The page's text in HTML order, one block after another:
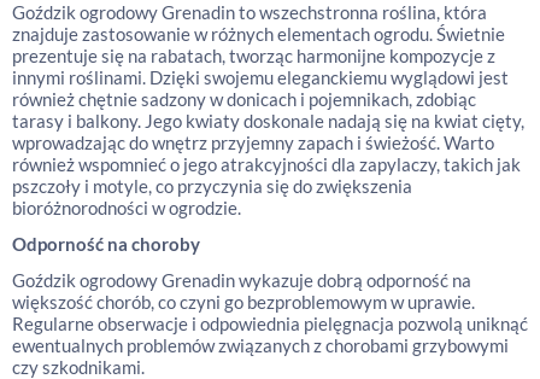
Goździk ogrodowy Grenadin to wszechstronna roślina, która
znajduje zastosowanie w różnych elementach ogrodu. Świetnie
prezentuje się na rabatach, tworząc harmonijne kompozycje z
innymi roślinami. Dzięki swojemu eleganckiemu wyglądowi jest
również chętnie sadzony w donicach i pojemnikach, zdobiąc
tarasy i balkony. Jego kwiaty doskonale nadają się na kwiat cięty,
wprowadzając do wnętrz przyjemny zapach i świeżość. Warto
również wspomnieć o jego atrakcyjności dla zapylaczy, takich jak
pszczoły i motyle, co przyczynia się do zwiększenia
bioróżnorodności w ogrodzie.
Odporność na choroby
Goździk ogrodowy Grenadin wykazuje dobrą odporność na
większość chorób, co czyni go bezproblemowym w uprawie.
Regularne obserwacje i odpowiednia pielęgnacja pozwolą uniknąć
ewentualnych problemów związanych z chorobami grzybowymi
czy szkodnikami.